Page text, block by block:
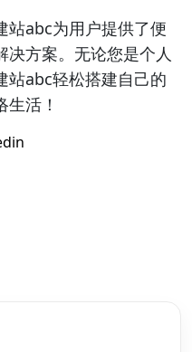
站abc为用户提供了便
决方案。无论您是个人
站abc轻松搭建自己的
活！